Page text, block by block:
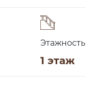
Этажность
1 этаж